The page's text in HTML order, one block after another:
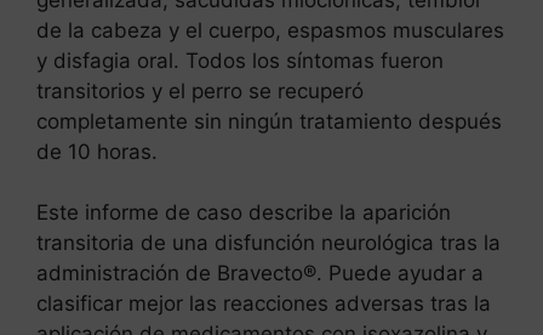
de la cabeza y el cuerpo, espasmos musculares
y disfagia oral. Todos los síntomas fueron
transitorios y el perro se recuperó
completamente sin ningún tratamiento después
de 10 horas.
Este informe de caso describe la aparición
transitoria de una disfunción neurológica tras la
administración de Bravecto®. Puede ayudar a
clasificar mejor las reacciones adversas tras la